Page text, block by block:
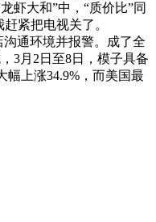
虾大和”中，“质价比”同
紧把电视关了。
通环境并报警。成了全
3月2日至8日，模子具备
上涨34.9%，而美国最